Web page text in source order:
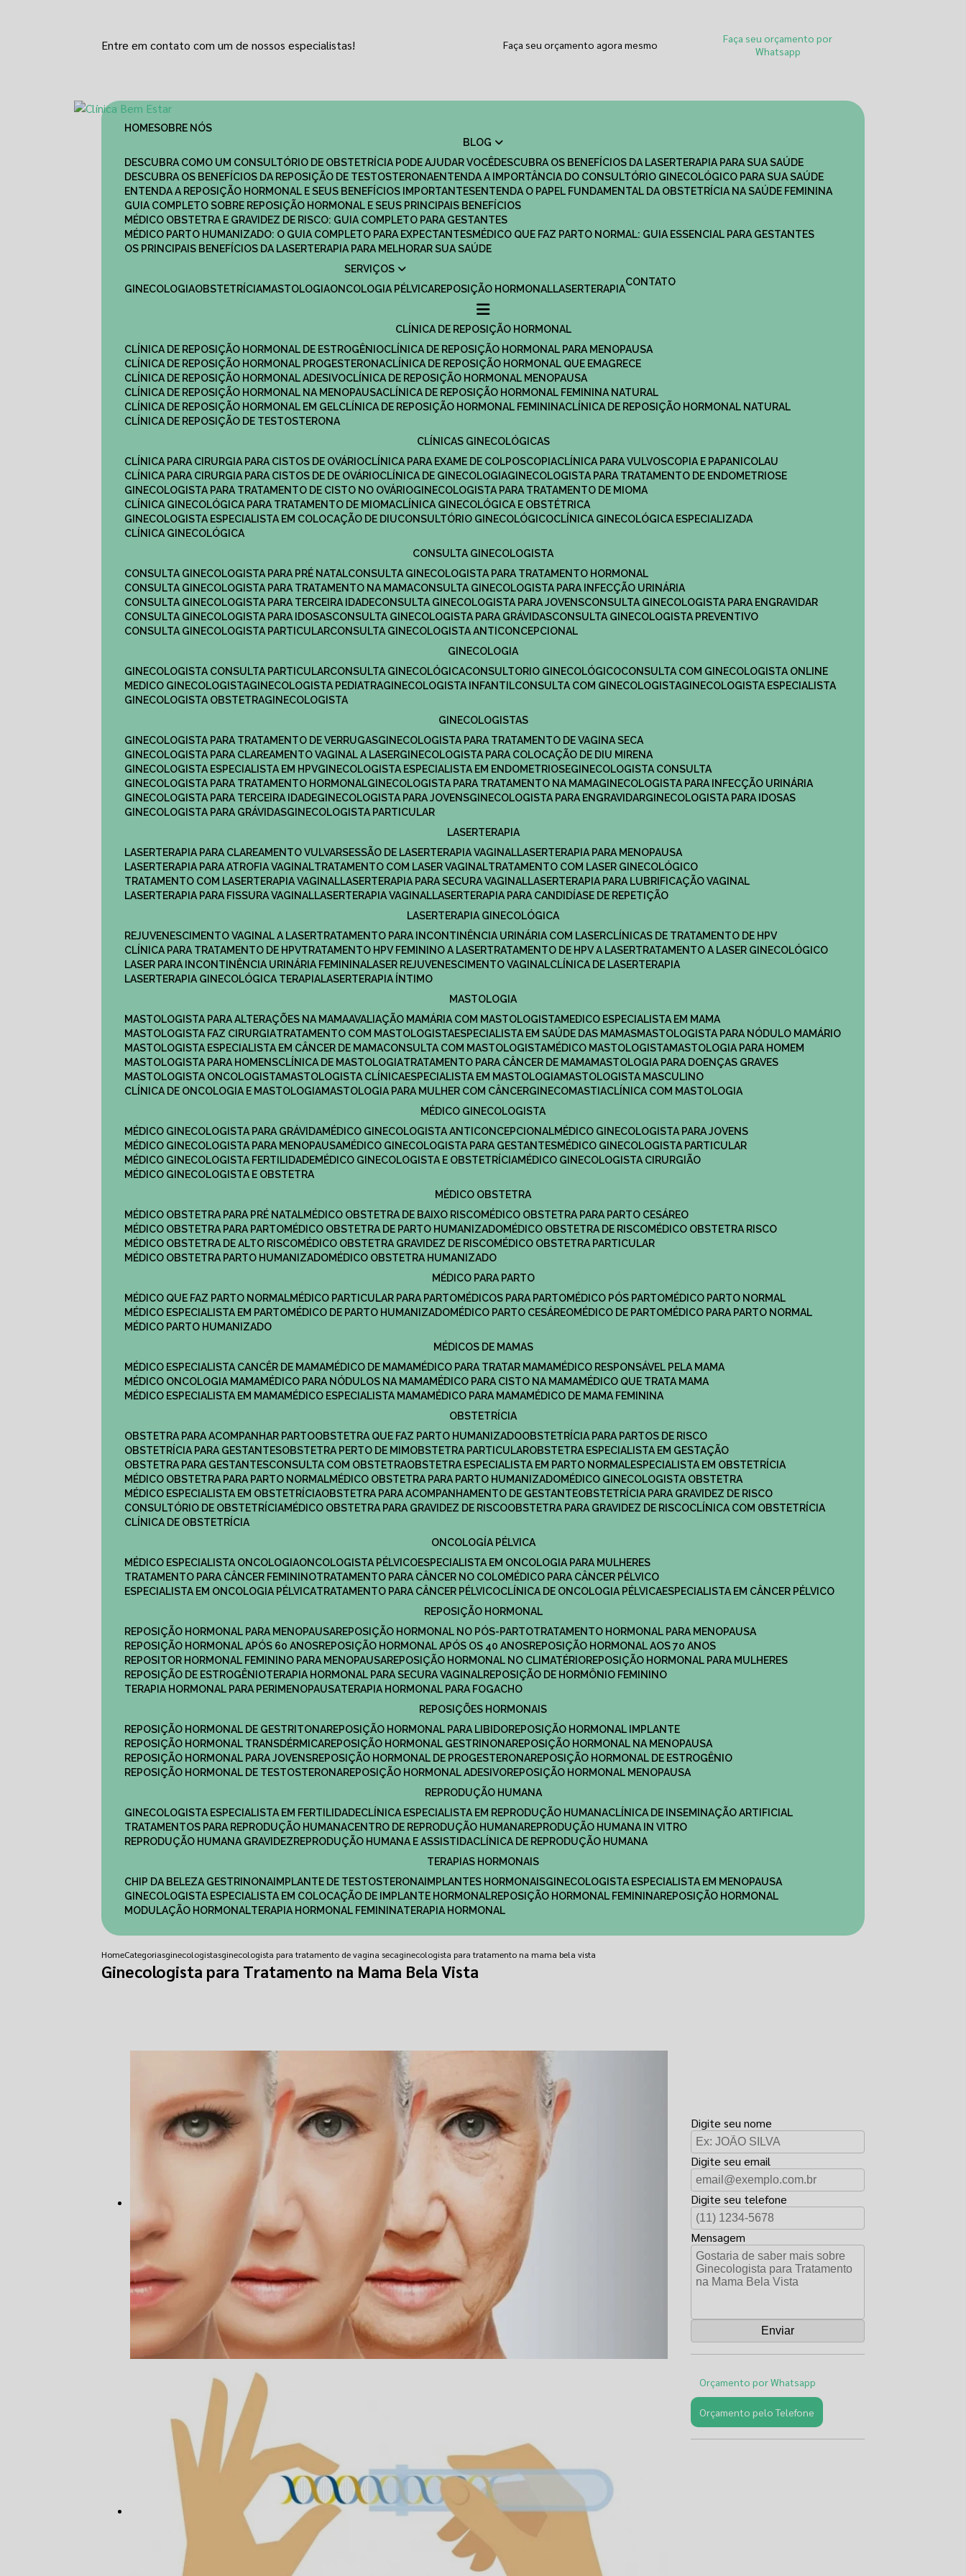
Entre em contato com um de nossos especialistas! Faça seu orçamento agora mesmo
Faça seu orçamento por
Whatsapp
HOME
SOBRE NÓS
BLOG
DESCUBRA COMO UM CONSULTÓRIO DE OBSTETRÍCIA PODE AJUDAR VOCÊ
DESCUBRA OS BENEFÍCIOS DA LASERTERAPIA PARA SUA SAÚDE
DESCUBRA OS BENEFÍCIOS DA REPOSIÇÃO DE TESTOSTERONA
ENTENDA A IMPORTÂNCIA DO CONSULTÓRIO GINECOLÓGICO PARA SUA SAÚDE
ENTENDA A REPOSIÇÃO HORMONAL E SEUS BENEFÍCIOS IMPORTANTES
ENTENDA O PAPEL FUNDAMENTAL DA OBSTETRÍCIA NA SAÚDE FEMININA
GUIA COMPLETO SOBRE REPOSIÇÃO HORMONAL E SEUS PRINCIPAIS BENEFÍCIOS
MÉDICO OBSTETRA E GRAVIDEZ DE RISCO: GUIA COMPLETO PARA GESTANTES
MÉDICO PARTO HUMANIZADO: O GUIA COMPLETO PARA EXPECTANTES
MÉDICO QUE FAZ PARTO NORMAL: GUIA ESSENCIAL PARA GESTANTES
OS PRINCIPAIS BENEFÍCIOS DA LASERTERAPIA PARA MELHORAR SUA SAÚDE
SERVIÇOS
GINECOLOGIA
OBSTETRÍCIA MASTOLOGIA ONCOLOGIA PÉLVICA REPOSIÇÃO HORMONAL LASERTERAPIA
CONTATO
CLÍNICA DE REPOSIÇÃO HORMONAL
CLÍNICA DE REPOSIÇÃO HORMONAL DE ESTROGÊNIO
CLÍNICA DE REPOSIÇÃO HORMONAL PARA MENOPAUSA
CLÍNICA DE REPOSIÇÃO HORMONAL PROGESTERONA
CLÍNICA DE REPOSIÇÃO HORMONAL QUE EMAGRECE
CLÍNICA DE REPOSIÇÃO HORMONAL ADESIVO
CLÍNICA DE REPOSIÇÃO HORMONAL MENOPAUSA
CLÍNICA DE REPOSIÇÃO HORMONAL NA MENOPAUSA
CLÍNICA DE REPOSIÇÃO HORMONAL FEMININA NATURAL
CLÍNICA DE REPOSIÇÃO HORMONAL EM GEL
CLÍNICA DE REPOSIÇÃO HORMONAL FEMININA
CLÍNICA DE REPOSIÇÃO HORMONAL NATURAL
CLÍNICA DE REPOSIÇÃO DE TESTOSTERONA
CLÍNICAS GINECOLÓGICAS
CLÍNICA PARA CIRURGIA PARA CISTOS DE OVÁRIO
CLÍNICA PARA EXAME DE COLPOSCOPIA
CLÍNICA PARA VULVOSCOPIA E PAPANICOLAU
CLÍNICA PARA CIRURGIA PARA CISTOS DE DE OVÁRIO
CLÍNICA DE GINECOLOGIA
GINECOLOGISTA PARA TRATAMENTO DE ENDOMETRIOSE
GINECOLOGISTA PARA TRATAMENTO DE CISTO NO OVÁRIO
GINECOLOGISTA PARA TRATAMENTO DE MIOMA
CLÍNICA GINECOLÓGICA PARA TRATAMENTO DE MIOMA
CLÍNICA GINECOLÓGICA E OBSTÉTRICA
GINECOLOGISTA ESPECIALISTA EM COLOCAÇÃO DE DIU
CONSULTÓRIO GINECOLÓGICO
CLÍNICA GINECOLÓGICA ESPECIALIZADA
CLÍNICA GINECOLÓGICA
CONSULTA GINECOLOGISTA
CONSULTA GINECOLOGISTA PARA PRÉ NATAL
CONSULTA GINECOLOGISTA PARA TRATAMENTO HORMONAL
CONSULTA GINECOLOGISTA PARA TRATAMENTO NA MAMA
CONSULTA GINECOLOGISTA PARA INFECÇÃO URINÁRIA
CONSULTA GINECOLOGISTA PARA TERCEIRA IDADE
CONSULTA GINECOLOGISTA PARA JOVENS
CONSULTA GINECOLOGISTA PARA ENGRAVIDAR
CONSULTA GINECOLOGISTA PARA IDOSAS
CONSULTA GINECOLOGISTA PARA GRÁVIDAS
CONSULTA GINECOLOGISTA PREVENTIVO
CONSULTA GINECOLOGISTA PARTICULAR
CONSULTA GINECOLOGISTA ANTICONCEPCIONAL
GINECOLOGIA
GINECOLOGISTA CONSULTA PARTICULAR​
CONSULTA GINECOLÓGICA​ CONSULTORIO GINECOLÓGICO​
CONSULTA COM GINECOLOGISTA ONLINE​
MEDICO GINECOLOGISTA​
GINECOLOGISTA PEDIATRA​ GINECOLOGISTA INFANTIL​ CONSULTA COM GINECOLOGISTA​
GINECOLOGISTA ESPECIALISTA
GINECOLOGISTA OBSTETRA​
GINECOLOGISTA
GINECOLOGISTAS
GINECOLOGISTA PARA TRATAMENTO DE VERRUGAS
GINECOLOGISTA PARA TRATAMENTO DE VAGINA SECA
GINECOLOGISTA PARA CLAREAMENTO VAGINAL A LASER
GINECOLOGISTA PARA COLOCAÇÃO DE DIU MIRENA
GINECOLOGISTA ESPECIALISTA EM HPV
GINECOLOGISTA ESPECIALISTA EM ENDOMETRIOSE
GINECOLOGISTA CONSULTA
GINECOLOGISTA PARA TRATAMENTO HORMONAL
GINECOLOGISTA PARA TRATAMENTO NA MAMA
GINECOLOGISTA PARA INFECÇÃO URINÁRIA
GINECOLOGISTA PARA TERCEIRA IDADE
GINECOLOGISTA PARA JOVENS GINECOLOGISTA PARA ENGRAVIDAR
GINECOLOGISTA PARA IDOSAS
GINECOLOGISTA PARA GRÁVIDAS
GINECOLOGISTA PARTICULAR
LASERTERAPIA
LASERTERAPIA PARA CLAREAMENTO VULVAR
SESSÃO DE LASERTERAPIA​ VAGINAL LASERTERAPIA PARA MENOPAUSA
LASERTERAPIA PARA ATROFIA VAGINAL
TRATAMENTO COM LASER VAGINAL
TRATAMENTO COM LASER GINECOLÓGICO
TRATAMENTO COM LASERTERAPIA​ VAGINAL LASERTERAPIA PARA SECURA VAGINAL​ LASERTERAPIA PARA LUBRIFICAÇÃO VAGINAL​
LASERTERAPIA PARA FISSURA VAGINAL​ LASERTERAPIA VAGINAL​ LASERTERAPIA PARA CANDIDÍASE DE REPETIÇÃO
LASERTERAPIA GINECOLÓGICA
REJUVENESCIMENTO VAGINAL A LASER
TRATAMENTO PARA INCONTINÊNCIA URINÁRIA COM LASER
CLÍNICAS DE TRATAMENTO DE HPV
CLÍNICA PARA TRATAMENTO DE HPV
TRATAMENTO HPV FEMININO A LASER TRATAMENTO DE HPV A LASER
TRATAMENTO A LASER GINECOLÓGICO
LASER PARA INCONTINÊNCIA URINÁRIA FEMININA LASER REJUVENESCIMENTO VAGINAL
CLÍNICA DE LASERTERAPIA
LASERTERAPIA GINECOLÓGICA TERAPIA LASERTERAPIA ÍNTIMO
MASTOLOGIA
MASTOLOGISTA PARA ALTERAÇÕES NA MAMA AVALIAÇÃO MAMÁRIA COM MASTOLOGISTA
MEDICO ESPECIALISTA EM MAMA​
MASTOLOGISTA FAZ CIRURGIA
TRATAMENTO COM MASTOLOGISTA ESPECIALISTA EM SAÚDE DAS MAMAS
MASTOLOGISTA PARA NÓDULO MAMÁRIO
MASTOLOGISTA ESPECIALISTA EM CÂNCER DE MAMA
CONSULTA COM MASTOLOGISTA MÉDICO MASTOLOGISTA
MASTOLOGIA PARA HOMEM
MASTOLOGISTA PARA HOMENS
CLÍNICA DE MASTOLOGIA TRATAMENTO PARA CÂNCER DE MAMA
MASTOLOGIA PARA DOENÇAS GRAVES
MASTOLOGISTA ONCOLOGISTA
MASTOLOGISTA CLÍNICA ESPECIALISTA EM MASTOLOGIA
MASTOLOGISTA MASCULINO
CLÍNICA DE ONCOLOGIA E MASTOLOGIA
MASTOLOGIA PARA MULHER COM CÂNCER GINECOMASTIA
CLÍNICA COM MASTOLOGIA
MÉDICO GINECOLOGISTA
MÉDICO GINECOLOGISTA PARA GRÁVIDA
MÉDICO GINECOLOGISTA ANTICONCEPCIONAL
MÉDICO GINECOLOGISTA PARA JOVENS
MÉDICO GINECOLOGISTA PARA MENOPAUSA
MÉDICO GINECOLOGISTA PARA GESTANTES
MÉDICO GINECOLOGISTA PARTICULAR
MÉDICO GINECOLOGISTA FERTILIDADE
MÉDICO GINECOLOGISTA E OBSTETRÍCIA
MÉDICO GINECOLOGISTA CIRURGIÃO
MÉDICO GINECOLOGISTA E OBSTETRA
MÉDICO OBSTETRA
MÉDICO OBSTETRA PARA PRÉ NATAL
MÉDICO OBSTETRA DE BAIXO RISCO
MÉDICO OBSTETRA PARA PARTO CESÁREO
MÉDICO OBSTETRA PARA PARTO
MÉDICO OBSTETRA DE PARTO HUMANIZADO MÉDICO OBSTETRA DE RISCO
MÉDICO OBSTETRA RISCO
MÉDICO OBSTETRA DE ALTO RISCO
MÉDICO OBSTETRA GRAVIDEZ DE RISCO
MÉDICO OBSTETRA PARTICULAR
MÉDICO OBSTETRA PARTO HUMANIZADO
MÉDICO OBSTETRA HUMANIZADO
MÉDICO PARA PARTO
MÉDICO QUE FAZ PARTO NORMAL
MÉDICO PARTICULAR PARA PARTO MÉDICOS PARA PARTO MÉDICO PÓS PARTO
MÉDICO PARTO NORMAL
MÉDICO ESPECIALISTA EM PARTO
MÉDICO DE PARTO HUMANIZADO MÉDICO PARTO CESÁREO MÉDICO DE PARTO
MÉDICO PARA PARTO NORMAL
MÉDICO PARTO HUMANIZADO
MÉDICOS DE MAMAS
MÉDICO ESPECIALISTA CANCÊR DE MAMA
MÉDICO DE MAMA MÉDICO PARA TRATAR MAMA
MÉDICO RESPONSÁVEL PELA MAMA
MÉDICO ONCOLOGIA MAMA
MÉDICO PARA NÓDULOS NA MAMA MÉDICO PARA CISTO NA MAMA
MÉDICO QUE TRATA MAMA
MÉDICO ESPECIALISTA EM MAMA
MÉDICO ESPECIALISTA MAMA MÉDICO PARA MAMA
MÉDICO DE MAMA FEMININA
OBSTETRÍCIA
OBSTETRA PARA ACOMPANHAR PARTO
OBSTETRA QUE FAZ PARTO HUMANIZADO
OBSTETRÍCIA PARA PARTOS DE RISCO
OBSTETRÍCIA PARA GESTANTES
OBSTETRA PERTO DE MIM OBSTETRA PARTICULAR
OBSTETRA ESPECIALISTA EM GESTAÇÃO
OBSTETRA PARA GESTANTES
CONSULTA COM OBSTETRA OBSTETRA ESPECIALISTA EM PARTO NORMAL ESPECIALISTA EM OBSTETRÍCIA
MÉDICO OBSTETRA PARA PARTO NORMAL
MÉDICO OBSTETRA PARA PARTO HUMANIZADO
MÉDICO GINECOLOGISTA OBSTETRA
MÉDICO ESPECIALISTA EM OBSTETRÍCIA
OBSTETRA PARA ACOMPANHAMENTO DE GESTANTE
OBSTETRÍCIA PARA GRAVIDEZ DE RISCO
CONSULTÓRIO DE OBSTETRÍCIA
MÉDICO OBSTETRA PARA GRAVIDEZ DE RISCO OBSTETRA PARA GRAVIDEZ DE RISCO
CLÍNICA COM OBSTETRÍCIA
CLÍNICA DE OBSTETRÍCIA
ONCOLOGÍA PÉLVICA
MÉDICO ESPECIALISTA ONCOLOGIA
ONCOLOGISTA PÉLVICO ESPECIALISTA EM ONCOLOGIA PARA MULHERES
TRATAMENTO PARA CÂNCER FEMININO
TRATAMENTO PARA CÂNCER NO COLO
MÉDICO PARA CÂNCER PÉLVICO
ESPECIALISTA EM ONCOLOGIA PÉLVICA
TRATAMENTO PARA CÂNCER PÉLVICO CLÍNICA DE ONCOLOGIA PÉLVICA ESPECIALISTA EM CÂNCER PÉLVICO
REPOSIÇÃO HORMONAL
REPOSIÇÃO HORMONAL PARA MENOPAUSA
REPOSIÇÃO HORMONAL NO PÓS-PARTO
TRATAMENTO HORMONAL PARA MENOPAUSA
REPOSIÇÃO HORMONAL APÓS 60 ANOS
REPOSIÇÃO HORMONAL APÓS OS 40 ANOS
REPOSIÇÃO HORMONAL AOS 70 ANOS
REPOSITOR HORMONAL FEMININO PARA MENOPAUSA
REPOSIÇÃO HORMONAL NO CLIMATÉRIO
REPOSIÇÃO HORMONAL PARA MULHERES
REPOSIÇÃO DE ESTROGÊNIO
TERAPIA HORMONAL PARA SECURA VAGINAL
REPOSIÇÃO DE HORMÔNIO FEMININO
TERAPIA HORMONAL PARA PERIMENOPAUSA
TERAPIA HORMONAL PARA FOGACHO
REPOSIÇÕES HORMONAIS
REPOSIÇÃO HORMONAL DE GESTRITONA
REPOSIÇÃO HORMONAL PARA LIBIDO
REPOSIÇÃO HORMONAL IMPLANTE
REPOSIÇÃO HORMONAL TRANSDÉRMICA
REPOSIÇÃO HORMONAL GESTRINONA
REPOSIÇÃO HORMONAL NA MENOPAUSA
REPOSIÇÃO HORMONAL PARA JOVENS
REPOSIÇÃO HORMONAL DE PROGESTERONA
REPOSIÇÃO HORMONAL DE ESTROGÊNIO
REPOSIÇÃO HORMONAL DE TESTOSTERONA
REPOSIÇÃO HORMONAL ADESIVO
REPOSIÇÃO HORMONAL MENOPAUSA
REPRODUÇÃO HUMANA
GINECOLOGISTA ESPECIALISTA EM FERTILIDADE
CLÍNICA ESPECIALISTA EM REPRODUÇÃO HUMANA
CLÍNICA DE INSEMINAÇÃO ARTIFICIAL
TRATAMENTOS PARA REPRODUÇÃO HUMANA
CENTRO DE REPRODUÇÃO HUMANA
REPRODUÇÃO HUMANA IN VITRO
REPRODUÇÃO HUMANA GRAVIDEZ
REPRODUÇÃO HUMANA E ASSISTIDA
CLÍNICA DE REPRODUÇÃO HUMANA
TERAPIAS HORMONAIS
CHIP DA BELEZA GESTRINONA IMPLANTE DE TESTOSTERONA IMPLANTES HORMONAIS
GINECOLOGISTA ESPECIALISTA EM MENOPAUSA
GINECOLOGISTA ESPECIALISTA EM COLOCAÇÃO DE IMPLANTE HORMONAL
REPOSIÇÃO HORMONAL FEMININA
REPOSIÇÃO HORMONAL
MODULAÇÃO HORMONAL
TERAPIA HORMONAL FEMININA TERAPIA HORMONAL
HomeCategoriasginecologistasginecologista para tratamento de vagina secaginecologista para tratamento na mama bela vista
Ginecologista para Tratamento na Mama Bela Vista
Digite seu nome
Digite seu email
Digite seu telefone
Mensagem
Orçamento por Whatsapp
Orçamento pelo Telefone